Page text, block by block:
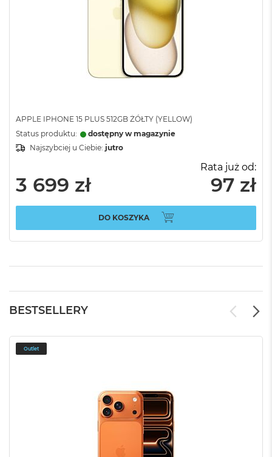
APPLE IPHONE 15 PLUS 512GB ŻÓŁTY (YELLOW)
Status produktu:
dostępny w magazynie
Najszybciej u Ciebie: jutro
3 699 zł
Rata już od:
97 zł
DO KOSZYKA
BESTSELLERY
Outlet